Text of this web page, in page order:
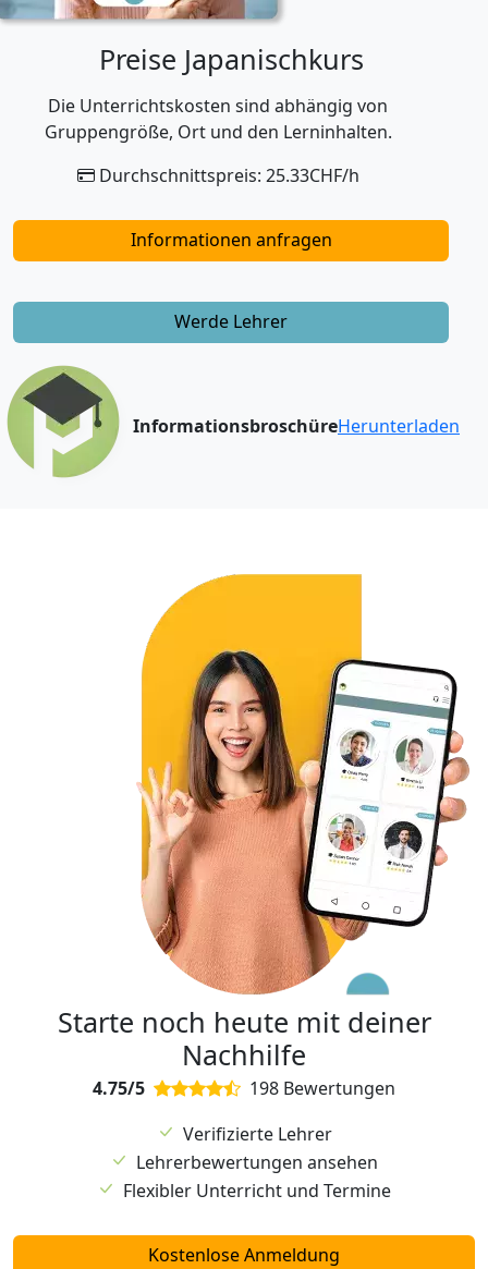
Preise Japanischkurs
Die Unterrichtskosten sind abhängig von
Gruppengröße, Ort und den Lerninhalten.
Durchschnittspreis: 25.33CHF/h
Informationen anfragen
Werde Lehrer
InformationsbroschüreHerunterladen
Starte noch heute mit deiner
Nachhilfe
4.75/5
198 Bewertungen
Verifizierte Lehrer
Lehrerbewertungen ansehen
Flexibler Unterricht und Termine
Kostenlose Anmeldung